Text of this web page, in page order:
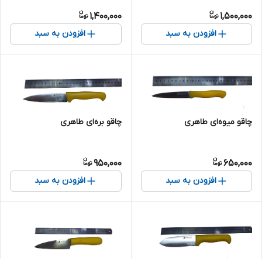
1,500,000
افزودن به سبد
1,400,000
افزودن به سبد
چاقو میوه‌ای طاهری
650,000
افزودن به سبد
چاقو بره‌ای طاهری
950,000
افزودن به سبد